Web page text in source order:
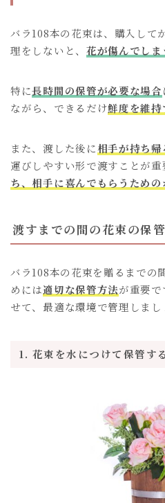
バラ108本の花束は、購入して
理をしないと、 花が傷んでしま
特に長時間の保管が必要な場合
ながら、できるだけ鮮度を維持
また、渡した後に相手が持ち
運びしやすい形で渡すことが重
ち、相手に喜んでもらうための
渡すまでの間の花束の保
バラ108本の花束を贈るまでの
めには適切な保管方法が重要
せて、最適な環境で管理しまし
1. 花束を水につけて保管する